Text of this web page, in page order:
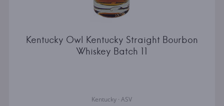
Kentucky Owl Kentucky Straight Bourbon
Whiskey Batch 11
Kentucky · ASV